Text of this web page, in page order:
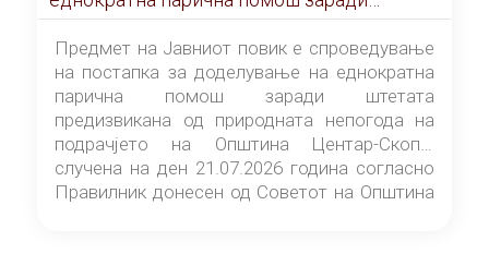
штетата предизвикана од природната
непогода на подрачјето на Општина
Центар-Скопје случена на ден 21.07.2026
година
Предмет на Јавниот повик е спроведување
на постапка за доделување на еднократна
парична помош заради штетата
предизвикана од природната непогода на
подрачјето на Општина Центар-Скопје
случена на ден 21.07.2026 година согласно
Правилник донесен од Советот на Општина